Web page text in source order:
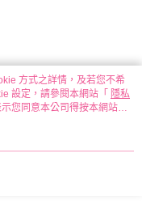
方式之詳情，及若您不希
設定，請參閱本網站「 隱私
您同意本公司得按本網站使